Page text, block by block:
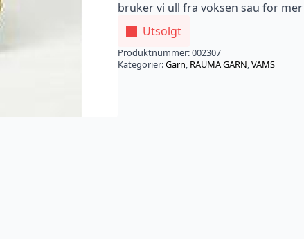
bruker vi ull fra voksen sau for
Utsolgt
Produktnummer:002307
Kategorier:Garn, RAUMA GARN,VAMS